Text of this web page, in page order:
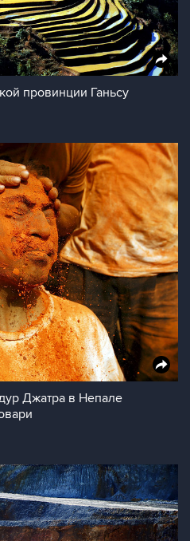
провинции Ганьсу
Джатра в Непале